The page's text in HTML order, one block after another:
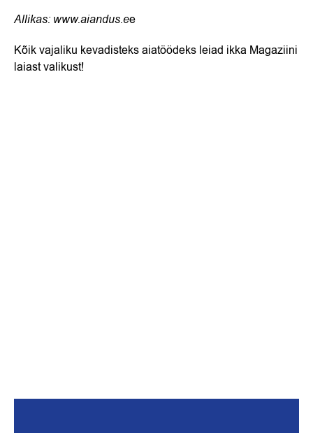
Allikas: www.aiandus.ee
Kõik vajaliku kevadisteks aiatöödeks leiad ikka Magaziini
laiast valikust!